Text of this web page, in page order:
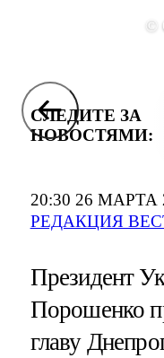
20:30 26 МАРТА
РЕДАКЦИЯ
©
СЛЕДИТЕ ЗА
НОВОСТЯМИ:
Президент
Порошенко
главу